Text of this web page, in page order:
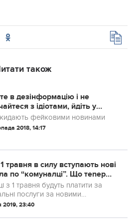
також
в дезінформацію і не
з ідіотами, йдіть у
ветеран АТО дав
українцям з приводу агресії
фейковими новинами
2018, 14:17
травня в силу вступають нові
по “комуналці”. Що теnер
з 1 травня будуть платити за
послуги за новими
Так, вже прийнятий закон
2019, 23:40